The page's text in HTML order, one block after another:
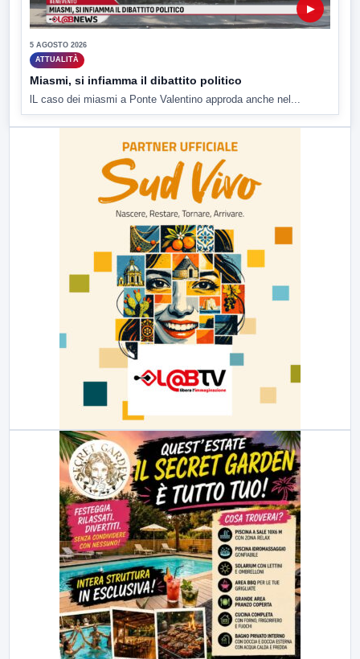
▶
5 AGOSTO 2026
ATTUALITÀ
Miasmi, si infiamma il dibattito politico
lL caso dei miasmi a Ponte Valentino approda anche nel...